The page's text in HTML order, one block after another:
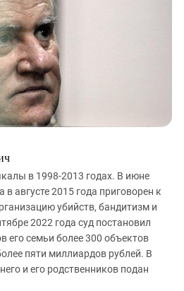
в 1998-2013 годах. В июне
августе 2015 года приговорен к
убийств, бандитизм и
2022 года суд постановил
его семьи более 300 объектов
пяти миллиардов рублей. В
и его родственников подан